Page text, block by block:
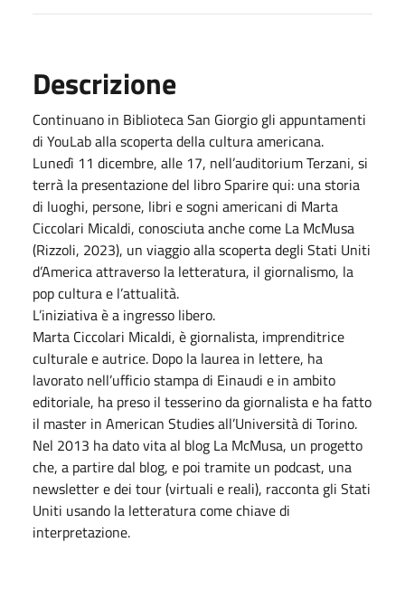
Descrizione
Continuano in Biblioteca San Giorgio gli appuntamenti
di YouLab alla scoperta della cultura americana.
Lunedì 11 dicembre, alle 17, nell’auditorium Terzani, si
terrà la presentazione del libro Sparire qui: una storia
di luoghi, persone, libri e sogni americani di Marta
Ciccolari Micaldi, conosciuta anche come La McMusa
(Rizzoli, 2023), un viaggio alla scoperta degli Stati Uniti
d’America attraverso la letteratura, il giornalismo, la
pop cultura e l’attualità.
L’iniziativa è a ingresso libero.
Marta Ciccolari Micaldi, è giornalista, imprenditrice
culturale e autrice. Dopo la laurea in lettere, ha
lavorato nell’ufficio stampa di Einaudi e in ambito
editoriale, ha preso il tesserino da giornalista e ha fatto
il master in American Studies all’Università di Torino.
Nel 2013 ha dato vita al blog La McMusa, un progetto
che, a partire dal blog, e poi tramite un podcast, una
newsletter e dei tour (virtuali e reali), racconta gli Stati
Uniti usando la letteratura come chiave di
interpretazione.